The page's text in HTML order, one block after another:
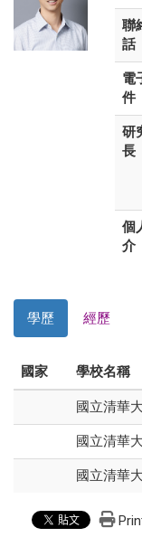
聯
話
電
件
研
長
個
介
學歷 經歷
國家 學校名稱
國立清華
國立清華
國立清華